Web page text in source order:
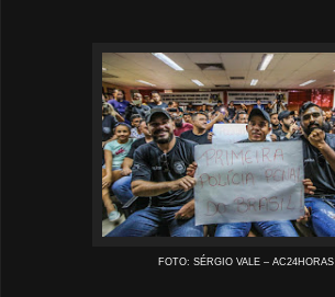
FOTO: SÉRGIO VALE – AC24HORAS